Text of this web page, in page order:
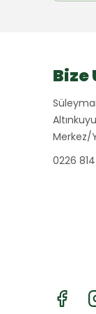
Bize
Merkez/
0226